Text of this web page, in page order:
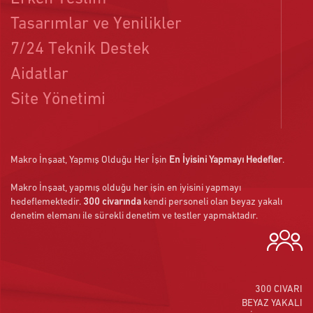
Tasarımlar ve Yenilikler
7/24 Teknik Destek
Aidatlar
Site Yönetimi
Makro İnşaat, Yapmış Olduğu Her İşin En İyisini Yapmayı Hedefler.
Makro İnşaat, yapmış olduğu her işin en iyisini yapmayı
hedeflemektedir. 300 civarında kendi personeli olan beyaz yakalı
denetim elemanı ile sürekli denetim ve testler yapmaktadır.
300 CIVARI
BEYAZ YAKALI
Anacadde Reklam Filmi
İZLEMEK İÇİN TIKLAYINIZ